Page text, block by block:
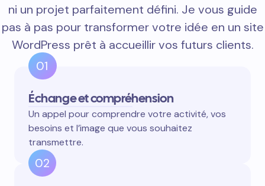
ni un projet parfaitement défini. Je vous guide
pas à pas pour transformer votre idée en un site
WordPress prêt à accueillir vos futurs clients.
01
Échange et compréhension
Un appel pour comprendre votre activité, vos
besoins et l’image que vous souhaitez
transmettre.
02